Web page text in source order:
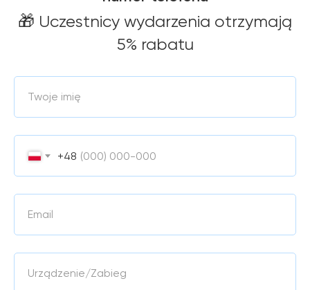
🎁 Uczestnicy wydarzenia otrzymają
5% rabatu
Twoje imię
+48
Email
Urządzenie/Zabieg